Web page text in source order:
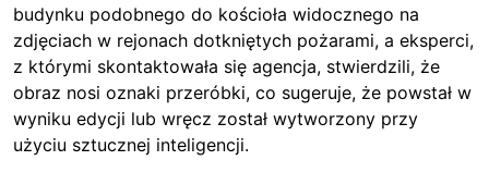
budynku podobnego do kościoła widocznego na
zdjęciach w rejonach dotkniętych pożarami, a eksperci,
z którymi skontaktowała się agencja, stwierdzili, że
obraz nosi oznaki przeróbki, co sugeruje, że powstał w
wyniku edycji lub wręcz został wytworzony przy
użyciu sztucznej inteligencji.